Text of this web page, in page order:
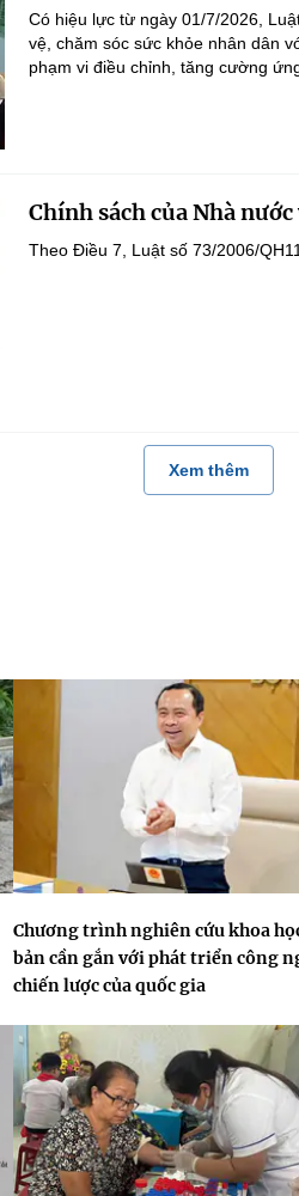
Có hiệu lực từ ngày 01/7/2026,
vệ, chăm sóc sức khỏe nhân dân
phạm vi điều chỉnh, tăng cường
Chính sách của Nhà
Theo Điều 7, Luật số 73/2006/
Xem thêm
Chương trình nghiên cứu khoa
bản cần gắn với phát triển công
chiến lược của quốc gia